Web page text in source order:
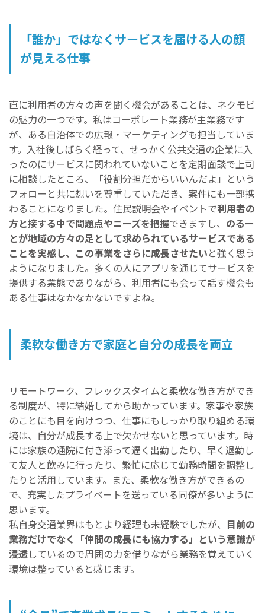
「誰か」ではなくサービスを届ける人の顔
が見える仕事
直に利用者の方々の声を聞く機会があることは、ネクモビ
の魅力の一つです。私はコーポレート業務が主業務です
が、ある自治体での広報・マーケティングも担当していま
す。入社後しばらく経って、せっかく公共交通の企業に入
ったのにサービスに関われていないことを定期面談で上司
に相談したところ、「役割分担だからいいんだよ」という
フォローと共に想いを尊重していただき、案件にも一部携
わることになりました。住民説明会やイベントで利用者の
方と接する中で問題点やニーズを把握できますし、 のるー
とが地域の方々の足として求められているサービスである
ことを実感し、この事業をさらに成長させたいと強く思う
ようになりました。多くの人にアプリを通じてサービスを
提供する業態でありながら、利用者にも会って話す機会も
ある仕事はなかなかないですよね。
柔軟な働き方で家庭と自分の成長を両立
リモートワーク、フレックスタイムと柔軟な働き方ができ
る制度が、特に結婚してから助かっています。家事や家族
のことにも目を向けつつ、仕事にもしっかり取り組める環
境は、自分が成長する上で欠かせないと思っています。時
には家族の通院に付き添って遅く出勤したり、早く退勤し
て友人と飲みに行ったり、繁忙に応じて勤務時間を調整し
たりと活用しています。また、柔軟な働き方ができるの
で、充実したプライベートを送っている同僚が多いように
思います。
私自身交通業界はもとより経理も未経験でしたが、 目前の
業務だけでなく「仲間の成長にも協力する」という意識が
浸透しているので周囲の力を借りながら業務を覚えていく
環境は整っていると感じます。